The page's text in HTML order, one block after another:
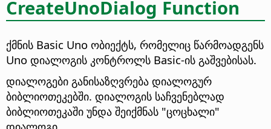
CreateUnoDialog Function
ქმნის Basic Uno ობიექტს, რომელიც წარმოადგენს
Uno დიალოგის კონტროლს Basic-ის გაშვებისას.
დიალოგები განისაზღვრება დიალოგურ
ბიბლიოთეკებში. დიალოგის საჩვენებლად
ბიბლიოთეკაში უნდა შეიქმნას "ცოცხალი"